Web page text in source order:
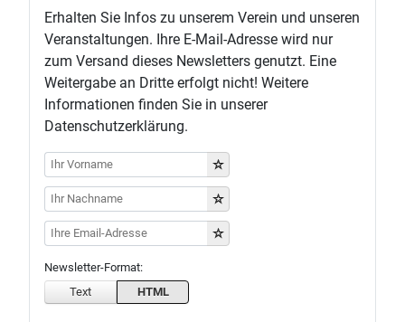
Erhalten Sie Infos zu unserem Verein und unseren
Veranstaltungen. Ihre E-Mail-Adresse wird nur
zum Versand dieses Newsletters genutzt. Eine
Weitergabe an Dritte erfolgt nicht! Weitere
Informationen finden Sie in unserer
Datenschutzerklärung.
Newsletter-Format:
Text
HTML